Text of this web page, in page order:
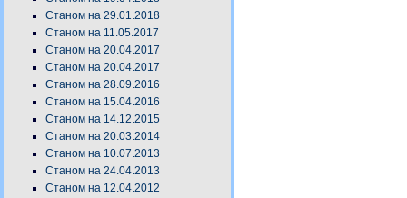
Станом на 29.01.2018
Станом на 11.05.2017
Станом на 20.04.2017
Станом на 20.04.2017
Станом на 28.09.2016
Станом на 15.04.2016
Станом на 14.12.2015
Станом на 20.03.2014
Станом на 10.07.2013
Станом на 24.04.2013
Станом на 12.04.2012